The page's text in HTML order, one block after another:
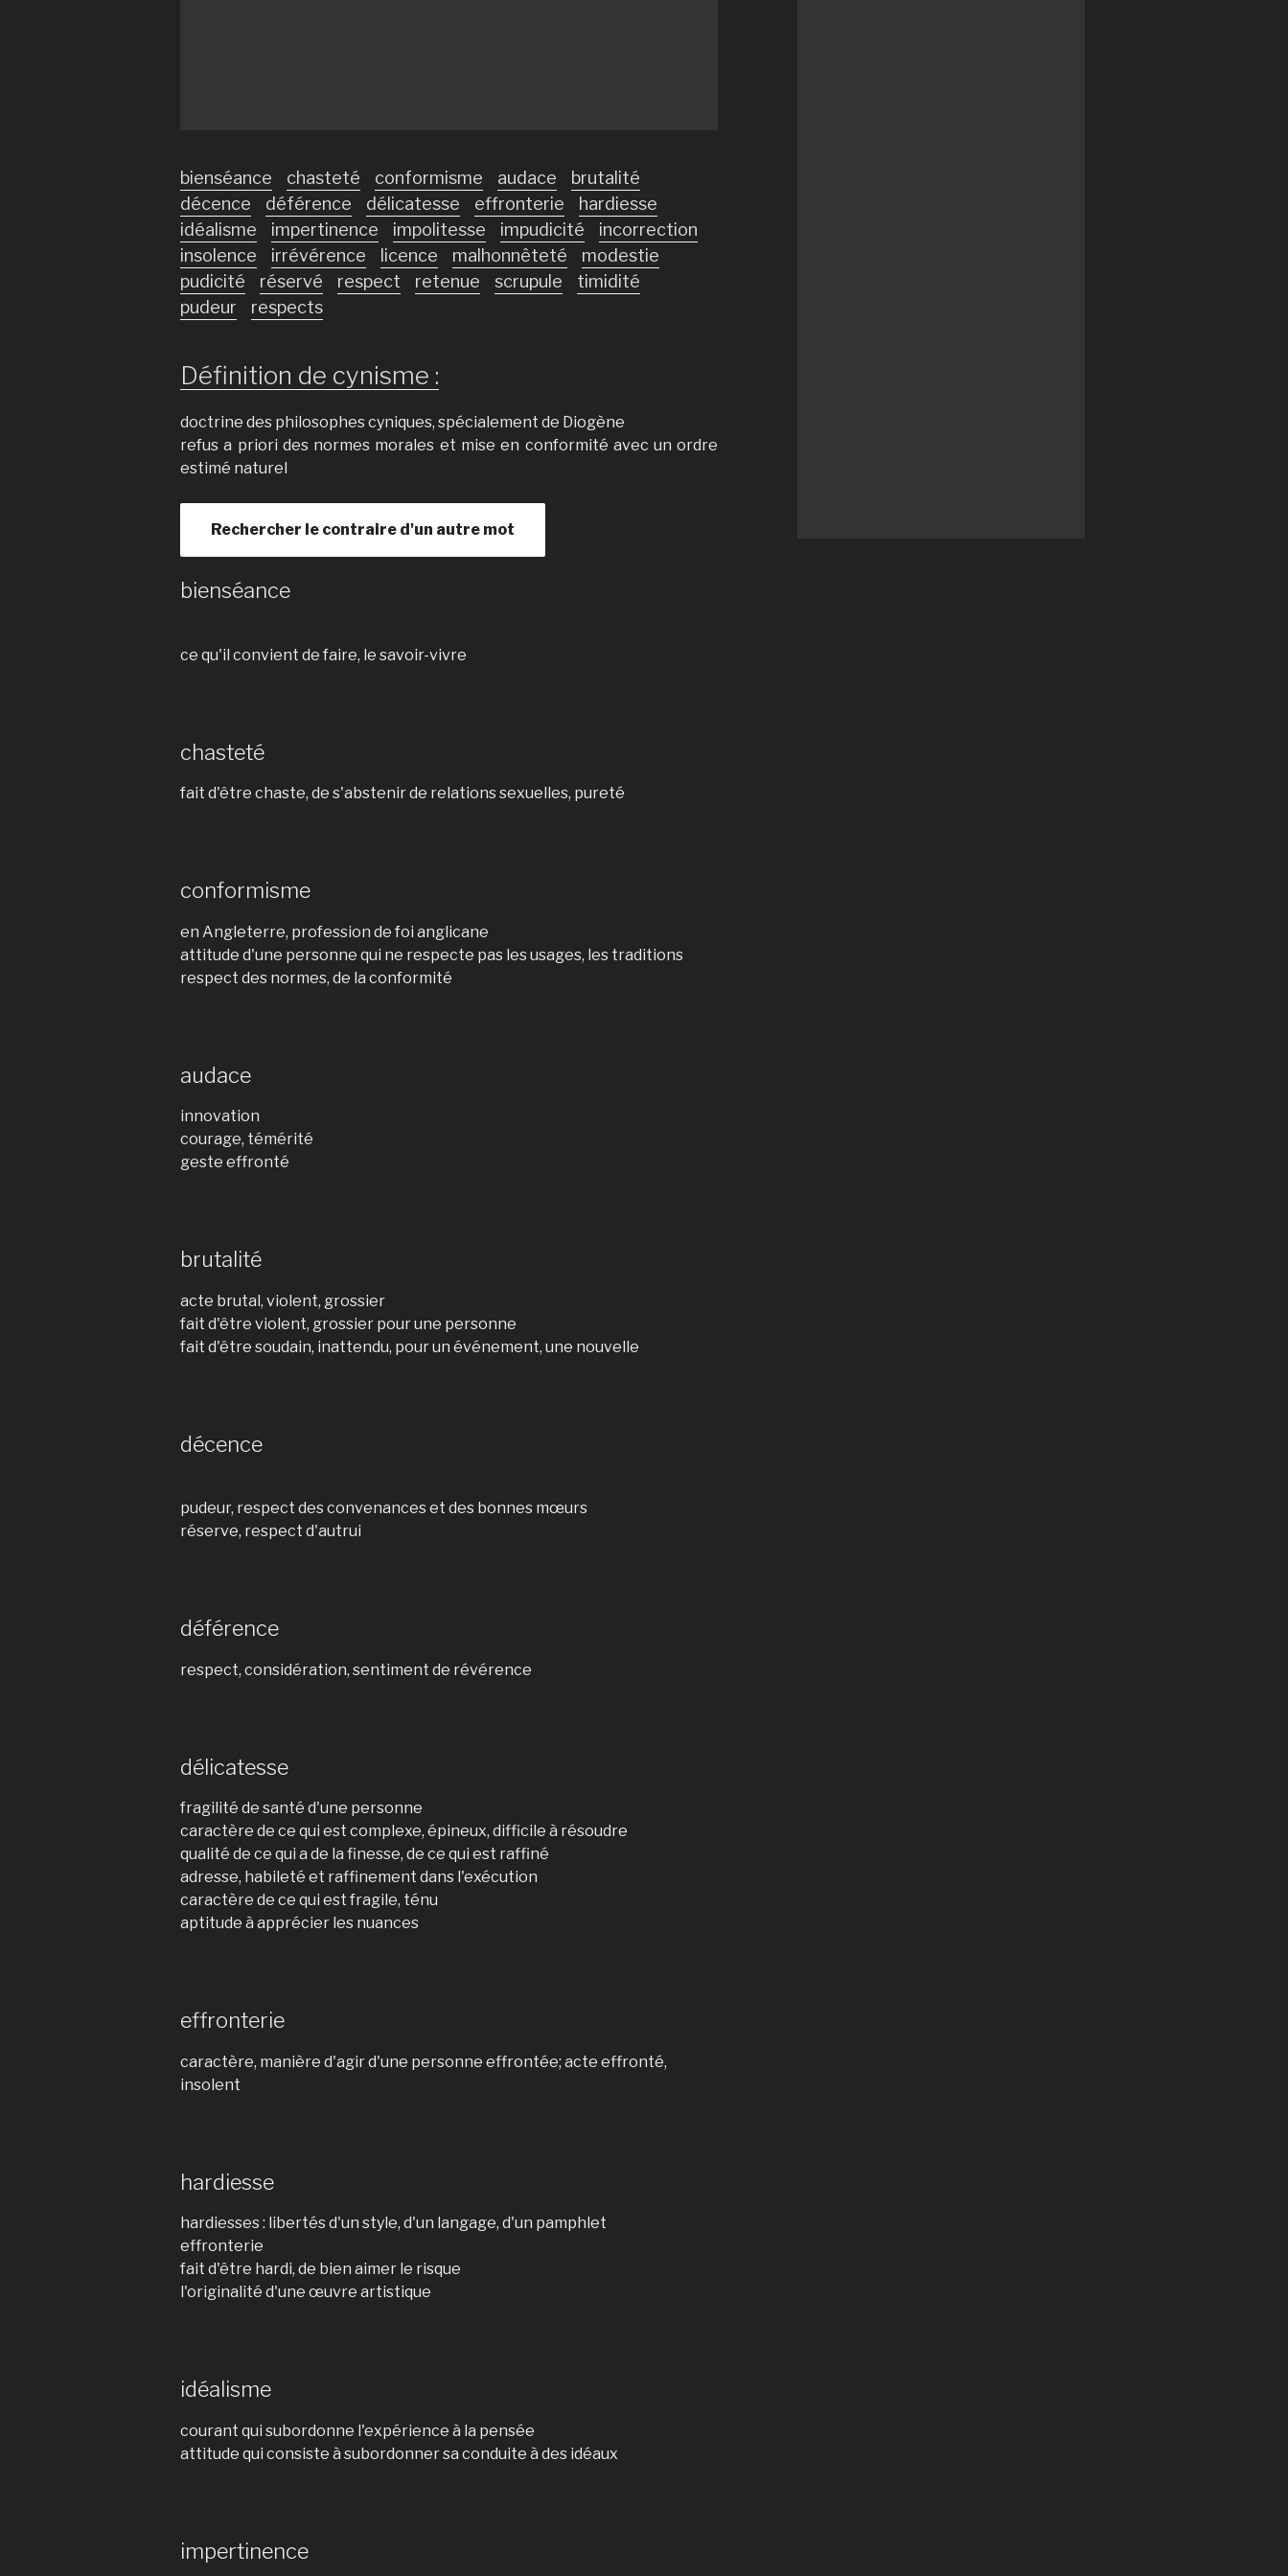
bienséance chasteté conformisme audace
brutalité
décence
déférence délicatesse effronterie
hardiesse
idéalisme
impertinence impolitesse impudicité
incorrection
insolence
irrévérence licence malhonnêteté
modestie
pudicité
réservé respect retenue scrupule
timidité
pudeur
respects
Définition de cynisme :
doctrine des philosophes cyniques, spécialement de Diogène
refus a priori des normes morales et mise en conformité avec un ordre
estimé naturel
Rechercher le contraire d'un autre mot
bienséance
ce qu'il convient de faire, le savoir-vivre
chasteté
fait d'être chaste, de s'abstenir de relations sexuelles, pureté
conformisme
en Angleterre, profession de foi anglicane
attitude d'une personne qui ne respecte pas les usages, les traditions
respect des normes, de la conformité
audace
innovation
courage, témérité
geste effronté
brutalité
acte brutal, violent, grossier
fait d'être violent, grossier pour une personne
fait d'être soudain, inattendu, pour un événement, une nouvelle
décence
pudeur, respect des convenances et des bonnes mœurs
réserve, respect d'autrui
déférence
respect, considération, sentiment de révérence
délicatesse
fragilité de santé d'une personne
caractère de ce qui est complexe, épineux, difficile à résoudre
qualité de ce qui a de la finesse, de ce qui est raffiné
adresse, habileté et raffinement dans l'exécution
caractère de ce qui est fragile, ténu
aptitude à apprécier les nuances
effronterie
caractère, manière d'agir d'une personne effrontée; acte effronté,
insolent
hardiesse
hardiesses : libertés d'un style, d'un langage, d'un pamphlet
effronterie
fait d'être hardi, de bien aimer le risque
l'originalité d'une œuvre artistique
idéalisme
courant qui subordonne l'expérience à la pensée
attitude qui consiste à subordonner sa conduite à des idéaux
impertinence